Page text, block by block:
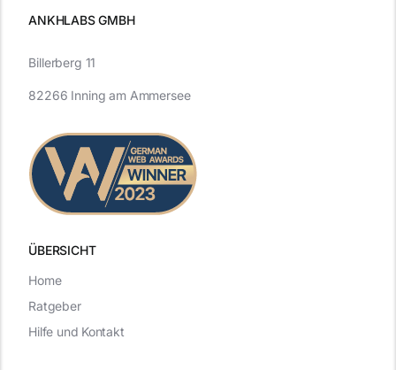
ANKHLABS GMBH
ÜBERSICHT
Billerberg 11
82266 Inning am Ammersee
Home
Ratgeber
Hilfe und Kontakt